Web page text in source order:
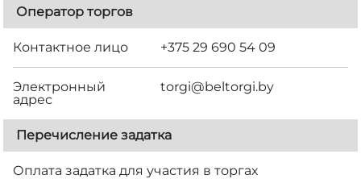
Оператор торгов
Контактное лицо +375 29 690 54 09
Электронный
адрес
torgi@beltorgi.by
Перечисление задатка
Оплата задатка для участия в торгах